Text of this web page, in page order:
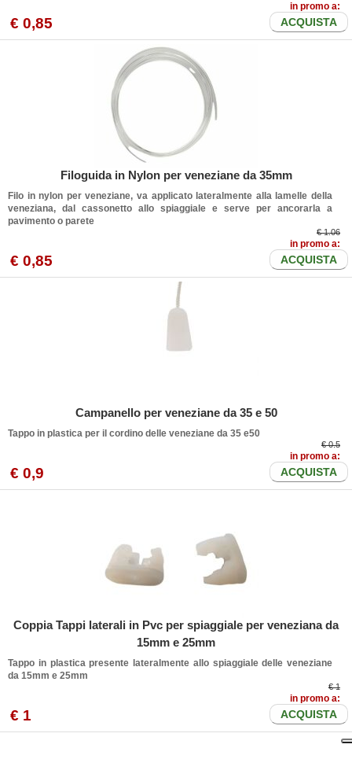
in promo a:
€ 0,85 ACQUISTA
Filoguida in Nylon per veneziane da 35mm
Filo in nylon per veneziane, va applicato lateralmente alla lamelle della
veneziana, dal cassonetto allo spiaggiale e serve per ancorarla a
pavimento o parete
€ 1.06
in promo a:
€ 0,85 ACQUISTA
Campanello per veneziane da 35 e 50
Tappo in plastica per il cordino delle veneziane da 35 e50
€ 0.5
in promo a:
€ 0,9 ACQUISTA
Coppia Tappi laterali in Pvc per spiaggiale per veneziana da
15mm e 25mm
Tappo in plastica presente lateralmente allo spiaggiale delle veneziane
da 15mm e 25mm
€ 1
in promo a:
€ 1 ACQUISTA